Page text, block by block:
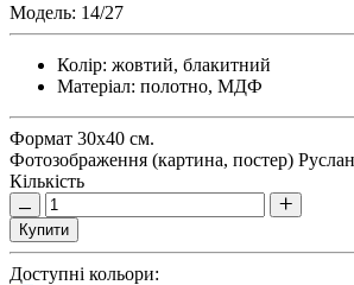
Модель: 14/27
Колір: жовтий, блакитний
Матеріал: полотно, МДФ
Формат 30х40 см.
Фотозображення (картина, постер)
Кількість
Купити
Доступні кольори: